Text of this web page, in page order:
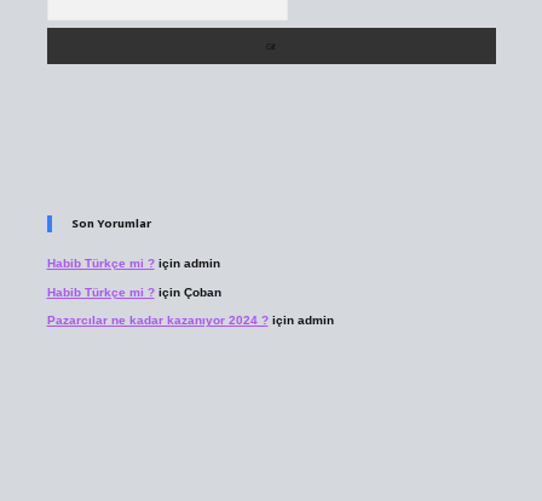
Son Yorumlar
Habib Türkçe mi ?için admin
Habib Türkçe mi ?için Çoban
Pazarcılar ne kadar kazanıyor 2024 ?için admin